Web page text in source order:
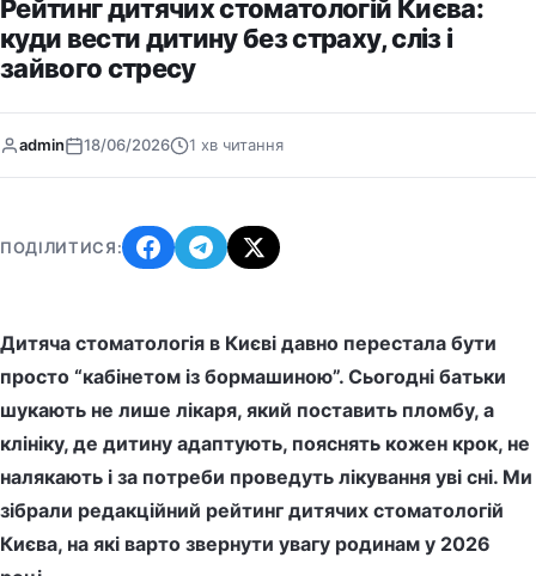
Рейтинг дитячих стоматологій Києва:
куди вести дитину без страху, сліз і
зайвого стресу
admin 18/06/2026 1 хв читання
ПОДІЛИТИСЯ:
Дитяча стоматологія в Києві давно перестала бути
просто “кабінетом із бормашиною”. Сьогодні батьки
шукають не лише лікаря, який поставить пломбу, а
клініку, де дитину адаптують, пояснять кожен крок, не
налякають і за потреби проведуть лікування уві сні. Ми
зібрали редакційний рейтинг дитячих стоматологій
Києва, на які варто звернути увагу родинам у 2026